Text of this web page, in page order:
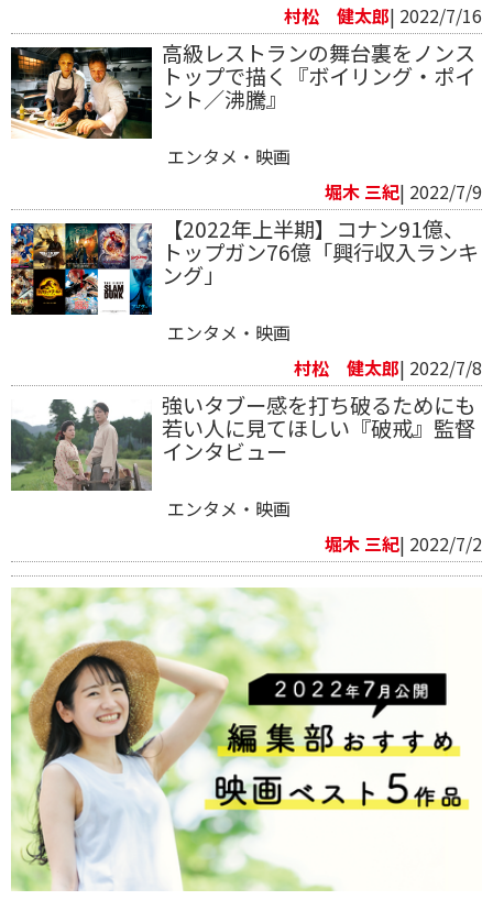
村松 健太郎| 2022/7/16
高級レストランの舞台裏をノンス
トップで描く『ボイリング・ポイ
ント／沸騰』
エンタメ・映画
堀木 三紀| 2022/7/9
【2022年上半期】コナン91億、
トップガン76億「興行収入ランキ
ング」
エンタメ・映画
村松 健太郎| 2022/7/8
強いタブー感を打ち破るためにも
若い人に見てほしい『破戒』監督
インタビュー
エンタメ・映画
堀木 三紀| 2022/7/2